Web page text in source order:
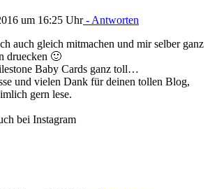
um 16:25 Uhr- Antworten
auch gleich mitmachen und mir selber ganz
druecken 🙂
Baby Cards ganz toll…
und vielen Dank für deinen tollen Blog,
gern lese.
bei Instagram